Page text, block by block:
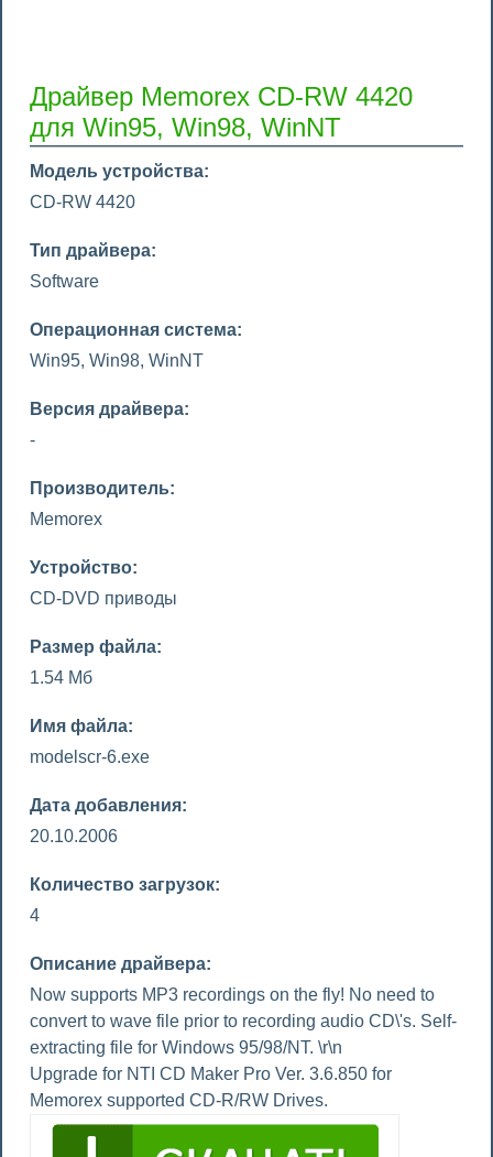
Драйвер Memorex CD-RW 4420
для Win95, Win98, WinNT
Модель устройства:
CD-RW 4420
Тип драйвера:
Software
Операционная система:
Win95, Win98, WinNT
Версия драйвера:
-
Производитель:
Memorex
Устройство:
CD-DVD приводы
Размер файла:
1.54 Мб
Имя файла:
modelscr-6.exe
Дата добавления:
20.10.2006
Количество загрузок:
4
Описание драйвера:
Now supports MP3 recordings on the fly! No need to
convert to wave file prior to recording audio CD\'s. Self-
extracting file for Windows 95/98/NT. \r\n
Upgrade for NTI CD Maker Pro Ver. 3.6.850 for
Memorex supported CD-R/RW Drives.